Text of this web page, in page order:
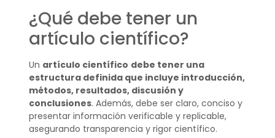
¿Qué debe tener un
artículo científico?
Un artículo científico debe tener una
estructura definida que incluye introducción,
métodos, resultados, discusión y
conclusiones. Además, debe ser claro, conciso y
presentar información verificable y replicable,
asegurando transparencia y rigor científico.